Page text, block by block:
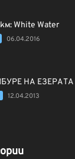
White Water
06.04.2016
НА ЕЗЕРАТА
12.04.2013